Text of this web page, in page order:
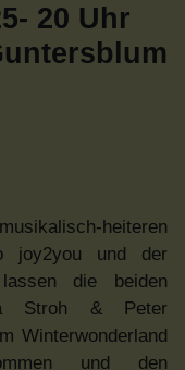
20 Uhr
heiteren
joy2you und der
lassen die beiden
Stroh & Peter
Winterwonderland
und den